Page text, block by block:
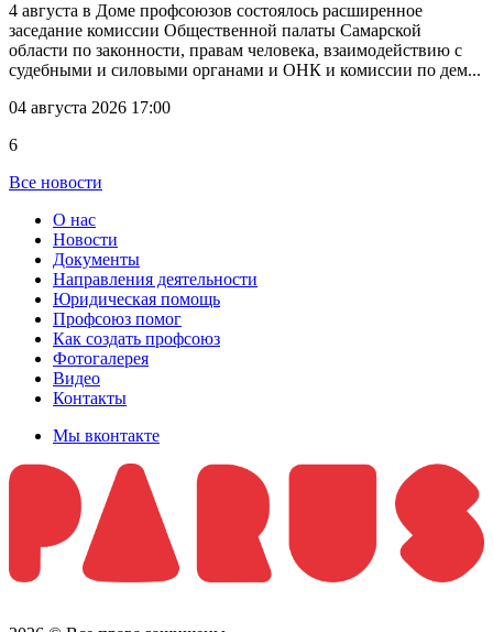
4 августа в Доме профсоюзов состоялось расширенное
заседание комиссии Общественной палаты Самарской
области по законности, правам человека, взаимодействию с
судебными и силовыми органами и ОНК и комиссии по дем...
04 августа 2026 17:00
6
Все новости
О нас
Новости
Документы
Направления деятельности
Юридическая помощь
Профсоюз помог
Как создать профсоюз
Фотогалерея
Видео
Контакты
Мы вконтакте